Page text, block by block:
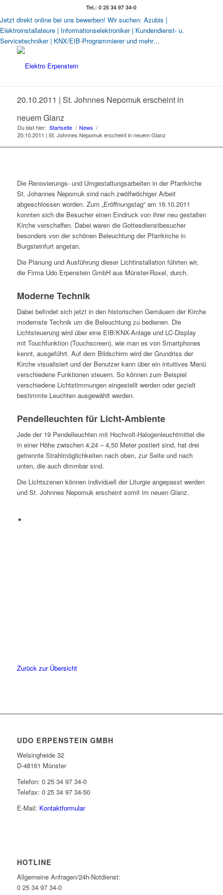
Tel.: 0 25 34 97 34-0
Jetzt direkt online bei uns bewerben! Wir suchen: Azubis |
Elektroinstallateure | Informationselektroniker | Kundendienst- u.
Servicetechniker | KNX/EIB-Programmierer und mehr…
20.10.2011 | St. Johnnes Nepomuk erscheint in
neuem Glanz
Du bist hier: Startseite / News /
20.10.2011 | St. Johnnes Nepomuk erscheint in neuem Glanz
Die Renovierungs- und Umgestaltungsarbeiten in der Pfarrkirche
St. Johannes Nepomuk sind nach zwölfwöchiger Arbeit
abgeschlossen worden. Zum „Eröffnungstag“ am 16.10.2011
konnten sich die Besucher einen Eindruck von ihrer neu gestalten
Kirche verschaffen. Dabei waren die Gottesdienstbesucher
besonders von der schönen Beleuchtung der Pfarrkirche in
Burgsteinfurt angetan.
Die Planung und Ausführung dieser Lichtinstallation führten wir,
die Firma Udo Erpenstein GmbH aus Münster-Roxel, durch.
Moderne Technik
Dabei befindet sich jetzt in den historischen Gemäuern der Kirche
modernste Technik um die Beleuchtung zu bedienen. Die
Lichtsteuerung wird über eine EIB/KNX-Anlage und LC-Display
mit Touchfunktion (Touchscreen), wie man es von Smartphones
kennt, ausgeführt. Auf dem Bildschirm wird der Grundriss der
Kirche visualisiert und der Benutzer kann über ein intuitives Menü
verschiedene Funktionen steuern. So können zum Beispiel
verschiedene Lichtstimmungen eingestellt werden oder gezielt
bestimmte Leuchten ausgewählt werden.
Pendelleuchten für Licht-Ambiente
Jede der 19 Pendelleuchten mit Hochvolt-Halogenleuchtmittel die
in einer Höhe zwischen 4,24 – 4,50 Meter postiert sind, hat drei
getrennte Strahlmöglichkeiten nach oben, zur Seite und nach
unten, die auch dimmbar sind.
Die Lichtszenen können individuell der Liturgie angepasst werden
und St. Johnnes Nepomuk erscheint somit im neuen Glanz.
Zurück zur Übersicht
UDO ERPENSTEIN GMBH
Welsingheide 32
D-48161 Münster
Telefon: 0 25 34 97 34-0
Telefax: 0 25 34 97 34-50
E-Mail: Kontaktformular
HOTLINE
Allgemeine Anfragen/24h-Notdienst:
0 25 34 97 34-0